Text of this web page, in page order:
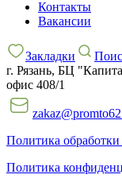
Контакты
Вакансии
Закладки
г. Рязань, БЦ
офис 408/1
Политика
Политика